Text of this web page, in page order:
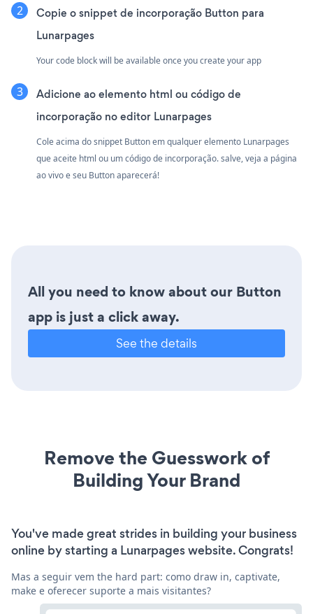
Copie o snippet de incorporação Button para
Lunarpages
Your code block will be available once you create your app
Adicione ao elemento html ou código de
incorporação no editor Lunarpages
Cole acima do snippet Button em qualquer elemento Lunarpages
que aceite html ou um código de incorporação. salve, veja a página
ao vivo e seu Button aparecerá!
All you need to know about our Button
app is just a click away.
See the details
Remove the Guesswork of
Building Your Brand
You've made great strides in building your business
online by starting a Lunarpages website. Congrats!
Mas a seguir vem the hard part: como draw in, captivate,
make e oferecer suporte a mais visitantes?